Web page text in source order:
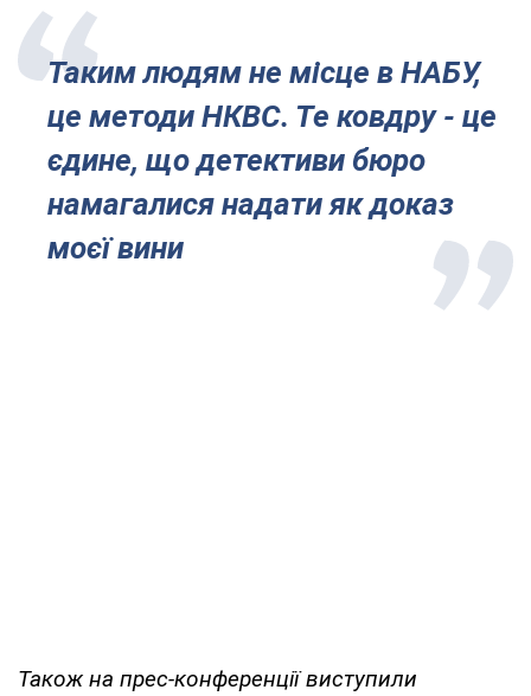
Таким людям не місце в НАБУ,
це методи НКВС. Те ковдру - це
єдине, що детективи бюро
намагалися надати як доказ
моєї вини
Також на прес-конференції виступили